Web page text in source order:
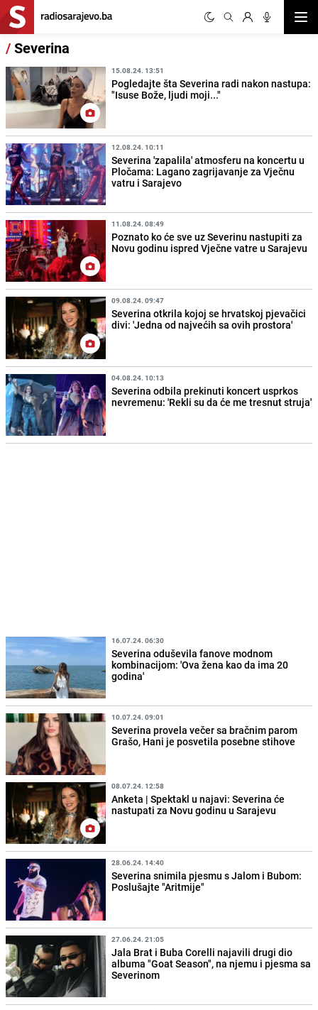
/Severina
15.08.24. 13:51
Pogledajte šta Severina radi nakon nastupa:
"Isuse Bože, ljudi moji..."
12.08.24. 10:11
Severina 'zapalila' atmosferu na koncertu u
Pločama: Lagano zagrijavanje za Vječnu
vatru i Sarajevo
11.08.24. 08:49
Poznato ko će sve uz Severinu nastupiti za
Novu godinu ispred Vječne vatre u Sarajevu
09.08.24. 09:47
Severina otkrila kojoj se hrvatskoj pjevačici
divi: 'Jedna od najvećih sa ovih prostora'
04.08.24. 10:13
Severina odbila prekinuti koncert usprkos
nevremenu: 'Rekli su da će me tresnut struja'
16.07.24. 06:30
Severina oduševila fanove modnom
kombinacijom: 'Ova žena kao da ima 20
godina'
10.07.24. 09:01
Severina provela večer sa bračnim parom
Grašo, Hani je posvetila posebne stihove
08.07.24. 12:58
Anketa | Spektakl u najavi: Severina će
nastupati za Novu godinu u Sarajevu
28.06.24. 14:40
Severina snimila pjesmu s Jalom i Bubom:
Poslušajte "Aritmije"
27.06.24. 21:05
Jala Brat i Buba Corelli najavili drugi dio
albuma "Goat Season", na njemu i pjesma sa
Severinom